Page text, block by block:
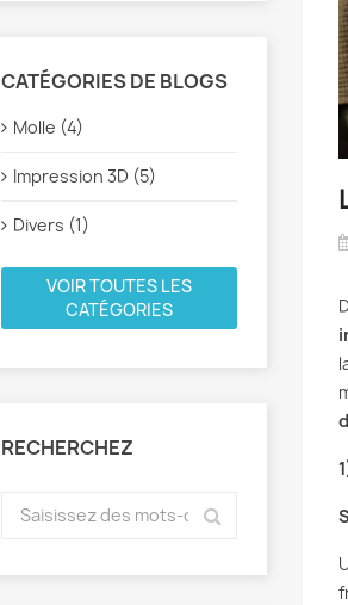
CATÉGORIES DE BLOGS
Molle (4)
Impression 3D (5)
Divers (1)
VOIR TOUTES LES
CATÉGORIES
RECHERCHEZ